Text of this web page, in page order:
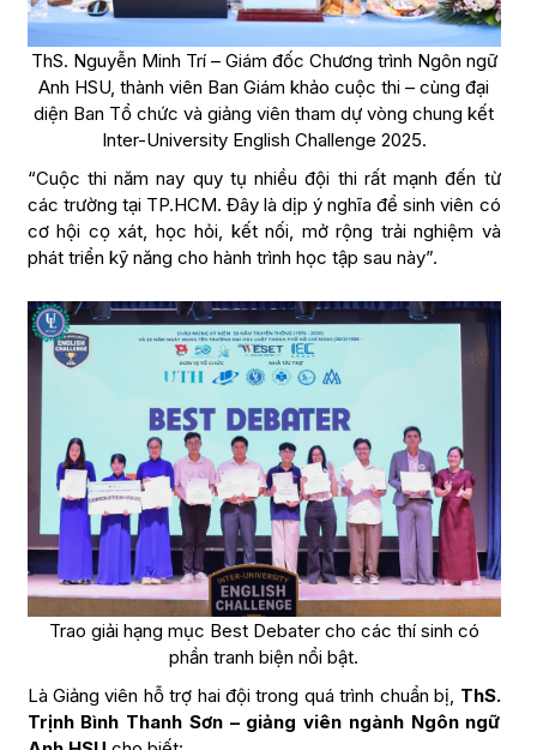
ThS. Nguyễn Minh Trí – Giám đốc Chương trình Ngôn ngữ
Anh HSU, thành viên Ban Giám khảo cuộc thi – cùng đại
diện Ban Tổ chức và giảng viên tham dự vòng chung kết
Inter-University English Challenge 2025.
“Cuộc thi năm nay quy tụ nhiều đội thi rất mạnh đến từ
các trường tại TP.HCM. Đây là dịp ý nghĩa để sinh viên có
cơ hội cọ xát, học hỏi, kết nối, mở rộng trải nghiệm và
phát triển kỹ năng cho hành trình học tập sau này”.
Trao giải hạng mục Best Debater cho các thí sinh có
phần tranh biện nổi bật.
Là Giảng viên hỗ trợ hai đội trong quá trình chuẩn bị, ThS.
Trịnh Bình Thanh Sơn – giảng viên ngành Ngôn ngữ